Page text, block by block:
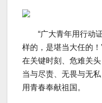
“广大青年用行动证
样的，是堪当大任的！
在关键时刻、危难关
当与尽责、无畏与无
用青春奉献祖国。